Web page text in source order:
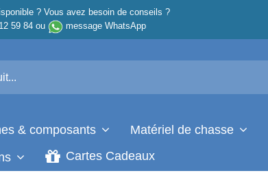
? Vous avez besoin de conseils ?
59 84ou message WhatsApp
& composants Matériel de chasse
Cartes Cadeaux